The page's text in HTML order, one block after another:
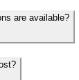
are available?